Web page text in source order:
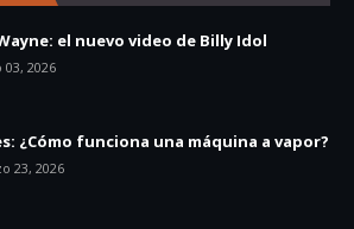
el nuevo video de Billy Idol
03, 2026
¿Cómo funciona una máquina a vapor?
23, 2026